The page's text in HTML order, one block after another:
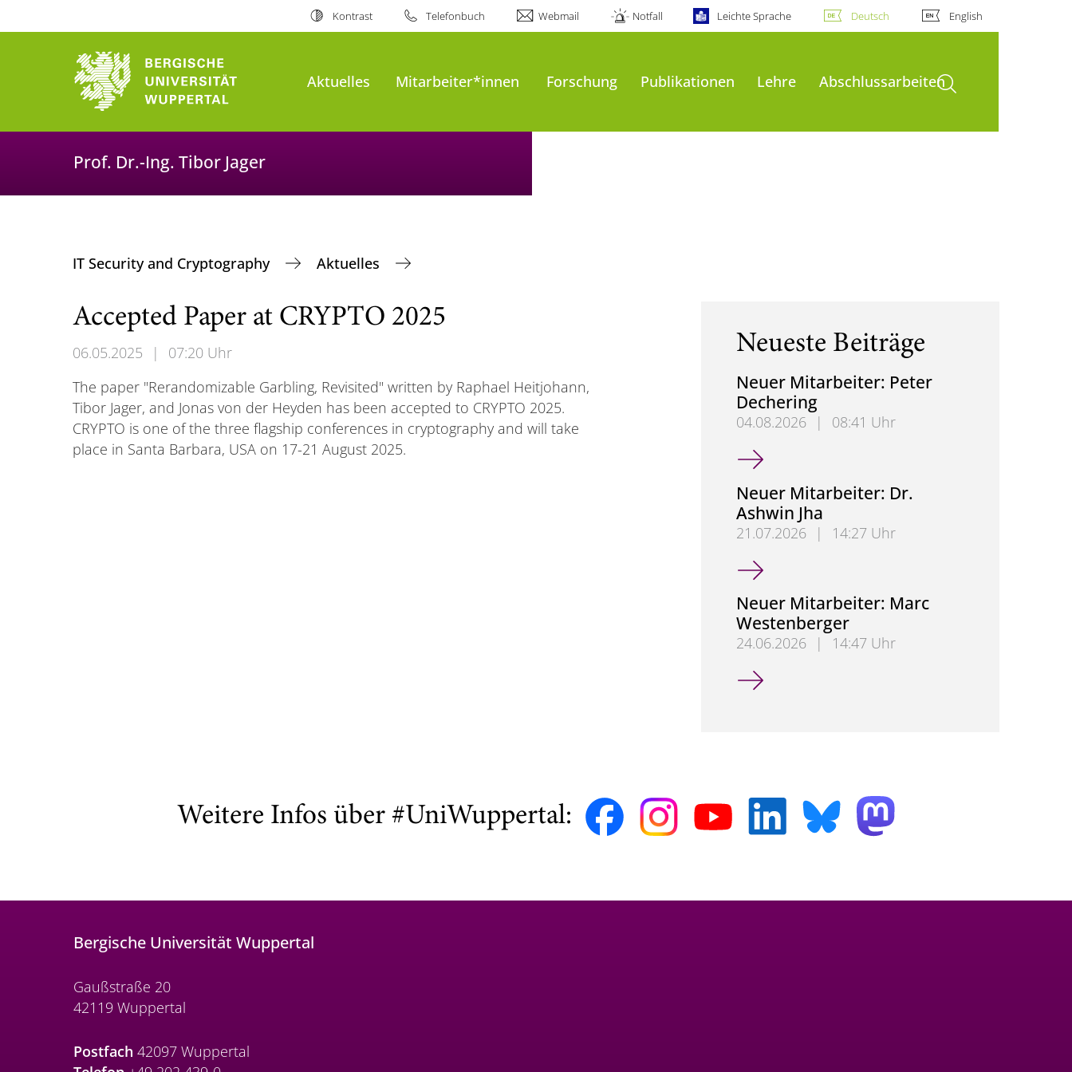
Kontrast Telefonbuch Webmail Notfall Leichte Sprache Deutsch English
Aktuelles Mitarbeiter*innen Forschung Publikationen Lehre AbschlussarbeitenSuche öffnen
Prof. Dr.-Ing. Tibor Jager
IT Security and Cryptography Aktuelles
Accepted Paper at CRYPTO 2025
06.05.2025 |
07:20 Uhr
The paper "Rerandomizable Garbling, Revisited" written by Raphael Heitjohann,
Tibor Jager, and Jonas von der Heyden has been accepted to CRYPTO 2025.
CRYPTO is one of the three flagship conferences in cryptography and will take
place in Santa Barbara, USA on 17-21 August 2025.
Neueste Beiträge
Neuer Mitarbeiter: Peter
Dechering
04.08.2026 |
08:41 Uhr
Neuer Mitarbeiter: Peter Dechering
Neuer Mitarbeiter: Dr.
Ashwin Jha
21.07.2026 |
14:27 Uhr
Neuer Mitarbeiter: Dr. Ashwin Jha
Neuer Mitarbeiter: Marc
Westenberger
24.06.2026 |
14:47 Uhr
Neuer Mitarbeiter: Marc Westenberger
Weitere Infos über #UniWuppertal:
Bergische Universität Wuppertal
Gaußstraße 20
42119 Wuppertal
Postfach 42097 Wuppertal